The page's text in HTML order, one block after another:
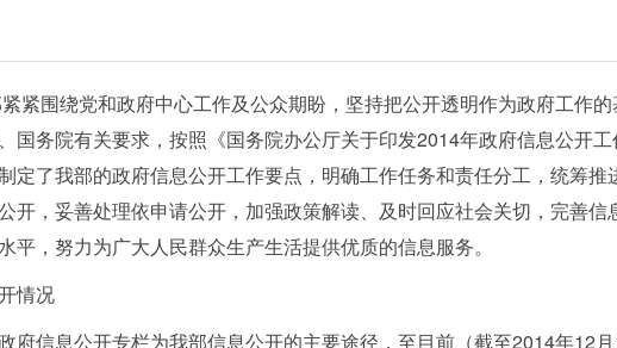
围绕党和政府中心工作及公众期盼，坚持把公开透明作为政府工作
国务院有关要求，按照《国务院办公厅关于印发2014年政府信息公开
定了我部的政府信息公开工作要点，明确工作任务和责任分工，统筹
开，妥善处理依申请公开，加强政策解读、及时回应社会关切，完善信
平，努力为广大人民群众生产生活提供优质的信息服务。
情况
信息公开专栏为我部信息公开的主要途径，至目前（截至2014年12